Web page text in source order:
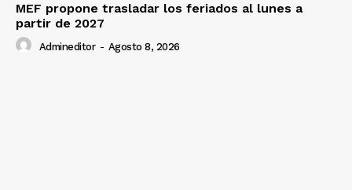
MEF propone trasladar los feriados al lunes a
partir de 2027
Admineditor - Agosto 8, 2026